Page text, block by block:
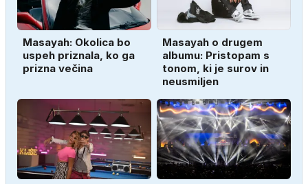
Masayah: Okolica bo
uspeh priznala, ko ga
prizna večina
Masayah o drugem
albumu: Pristopam s
tonom, ki je surov in
neusmiljen